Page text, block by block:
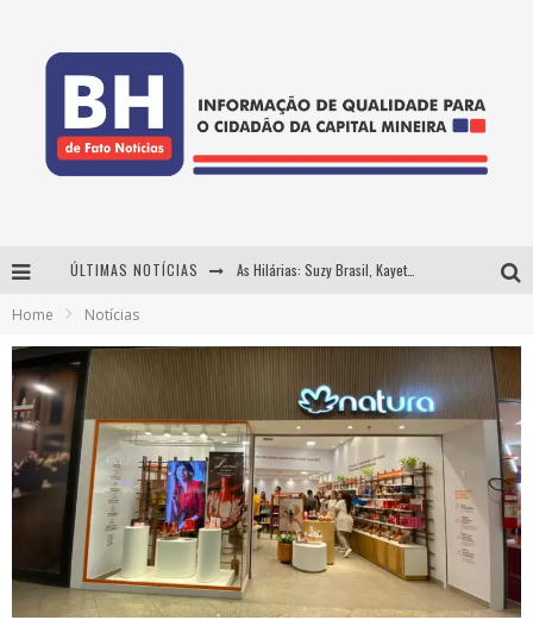
ÚLTIMAS NOTÍCIAS As Hilárias: Suzy Brasil, Kayete e Karoline Absinto retornam a Belo Horizonte para apresentação única no Teatro Sesiminas
Hot Wheels Monster Trucks Live™ confirma Belo Horizonte na turnê América do Sul 2027
Home Notícias